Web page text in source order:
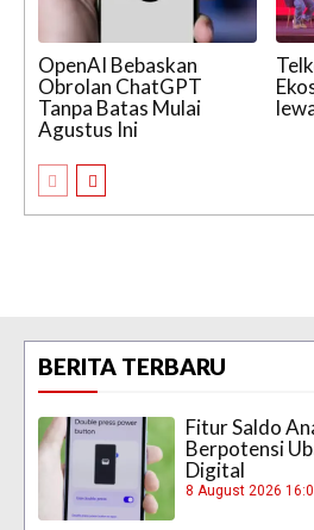
OpenAI Bebaskan
Obrolan ChatGPT
Tanpa Batas Mulai
Agustus Ini
BERITA TERBARU
Fitur Saldo
Berpotensi
Digital
8 August 2026